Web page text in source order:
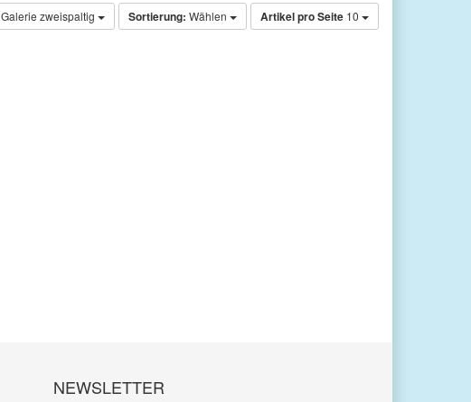
Galerie zweispaltig Sortierung: Wählen Artikel pro Seite 10
NEWSLETTER